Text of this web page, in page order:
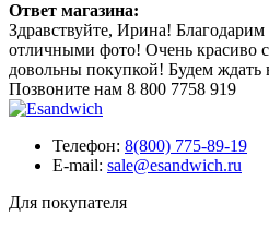
Ответ магазина:
Здравствуйте, Ирина!
отличными фото! Очень красиво
довольны покупкой! Будем ждать
Позвоните нам 8 800 7758 919
Телефон: 8(800) 775-89-19
E-mail: sale@esandwich.ru
Для покупателя